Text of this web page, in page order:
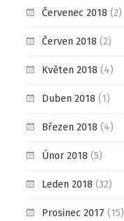
Červenec 2018 (2)
Červen 2018 (2)
Květen 2018 (4)
Duben 2018 (1)
Březen 2018 (4)
Únor 2018 (5)
Leden 2018 (32)
Prosinec 2017 (15)